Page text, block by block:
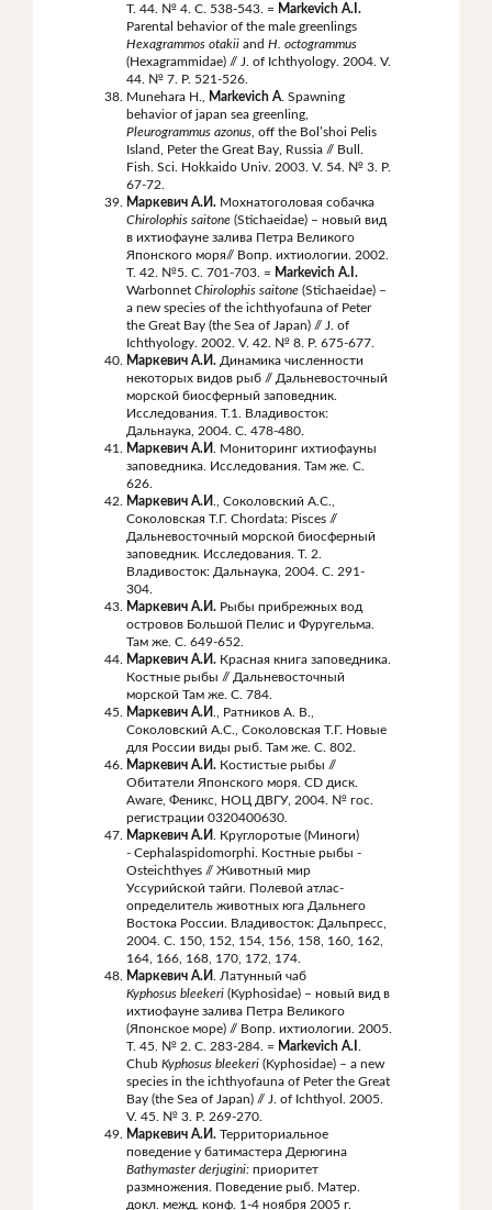
Т. 44. № 4. С. 538-543. = Markevich A.I.
Parental behavior of the male greenlings
Hexagrammos otakii andH. octogrammus
(Hexagrammidae) // J. of Ichthyology. 2004. V.
44. № 7. Р. 521-526.
Munehara H., Markevich A. Spawning
behavior of japan sea greenling,
Pleurogrammus azonus, off the Bol’shoi Pelis
Island, Peter the Great Bay, Russia // Bull.
Fish. Sci. Hokkaido Univ. 2003. V. 54. № 3. P.
67-72.
Маркевич А.И. Мохнатоголовая собачка
Chirolophis saitone (Stichaeidae) – новый вид
в ихтиофауне залива Петра Великого
Японского моря// Вопр. ихтиологии. 2002.
Т. 42. №5. С. 701-703. = Markevich A.I.
WarbonnetChirolophis saitone (Stichaeidae) –
a new species of the ichthyofauna of Peter
the Great Bay (the Sea of Japan) // J. of
Ichthyology. 2002. V. 42. № 8. Р. 675-677.
Маркевич А.И. Динамика численности
некоторых видов рыб // Дальневосточный
морской биосферный заповедник.
Исследования. Т.1. Владивосток:
Дальнаука, 2004. С. 478-480.
Маркевич А.И. Мониторинг ихтиофауны
заповедника. Исследования. Там же. С.
626.
Маркевич А.И., Соколовский А.С.,
Соколовская Т.Г. Chordata: Pisces //
Дальневосточный морской биосферный
заповедник. Исследования. Т. 2.
Владивосток: Дальнаука, 2004. С. 291-
304.
Маркевич А.И. Рыбы прибрежных вод
островов Большой Пелис и Фуругельма.
Там же. С. 649-652.
Маркевич А.И. Красная книга заповедника.
Костные рыбы // Дальневосточный
морской Там же. С. 784.
Маркевич А.И., Ратников А. В.,
Соколовский А.С., Соколовская Т.Г. Новые
для России виды рыб. Там же. С. 802.
Маркевич А.И. Костистые рыбы //
Обитатели Японского моря. CD диск.
Aware, Феникс, НОЦ ДВГУ, 2004. № гос.
регистрации 0320400630.
Маркевич А.И. Круглоротые (Миноги)
- Cephalaspidomorphi. Костные рыбы -
Osteichthyes // Животный мир
Уссурийской тайги. Полевой атлас-
определитель животных юга Дальнего
Востока России. Владивосток: Дальпресс,
2004. С. 150, 152, 154, 156, 158, 160, 162,
164, 166, 168, 170, 172, 174.
Маркевич А.И. Латунный чаб
Kyphosus bleekeri (Kyphosidae) – новый вид в
ихтиофауне залива Петра Великого
(Японское море) // Вопр. ихтиологии. 2005.
Т. 45. № 2. С. 283-284. = Markevich A.I.
ChubKyphosus bleekeri (Kyphosidae) – a new
species in the ichthyofauna of Peter the Great
Bay (the Sea of Japan) // J. of Ichthyol. 2005.
V. 45. № 3. P. 269-270.
Маркевич А.И. Территориальное
поведение у батимастера Дерюгина
Bathymaster derjugini: приоритет
размножения. Поведение рыб. Матер.
докл. межд. конф. 1-4 ноября 2005 г.